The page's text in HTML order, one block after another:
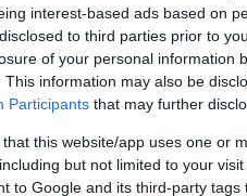
interest-based ads based on
to third parties prior to
of your personal information
This information may also be
Participants that may further
that this website/app uses one or
but not limited to your
to Google and its third-party
a fiatalok előtt megnyissa
pedig a
Kft. ügyvezetője nyitja meg.